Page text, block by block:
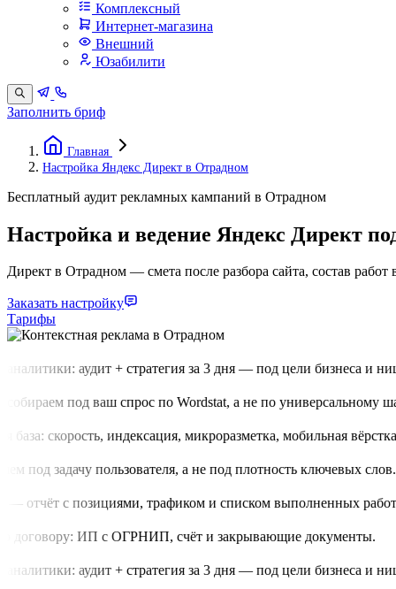
Комплексный
Интернет-магазина
Внешний
Юзабилити
Заполнить бриф
Главная
Настройка Яндекс Директ в Отрадном
Бесплатный аудит рекламных кампаний в Отрадном
Настройка и ведение Яндекс Директ
Директ в Отрадном — смета после разбора сайта, состав работ
Заказать настройку
Тарифы
аудит + стратегия за 3 дня — под цели бизнеса и
под ваш спрос по Wordstat, а не по универсальному
скорость, индексация, микроразметка, мобильная вёрстка.
под задачу пользователя, а не под плотность ключевых слов.
отчёт с позициями, трафиком и списком выполненных работ.
договору: ИП с ОГРНИП, счёт и закрывающие документы.
аудит + стратегия за 3 дня — под цели бизнеса и